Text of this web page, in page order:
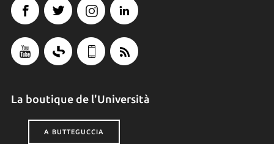
La boutique de l'Università
A BUTTEGUCCIA